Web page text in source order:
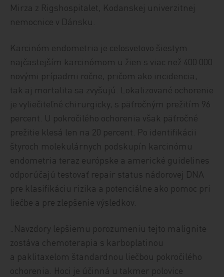
Mirza z Rigshospitalet, Kodanskej univerzitnej
nemocnice v Dánsku.
Karcinóm endometria je celosvetovo šiestym
najčastejším karcinómom u žien s viac než 400 000
novými prípadmi ročne, pričom ako incidencia,
tak aj mortalita sa zvyšujú. Lokalizované ochorenie
je vyliečiteľné chirurgicky, s päťročným prežitím 96
percent. U pokročilého ochorenia však päťročné
prežitie klesá len na 20 percent. Po identifikácii
štyroch molekulárnych podskupín karcinómu
endometria teraz európske a americké guidelines
odporúčajú testovať repair status nádorovej DNA
pre klasifikáciu rizika a potenciálne ako pomoc pri
liečbe a pre zlepšenie výsledkov.
„Navzdory lepšiemu porozumeniu tejto malignite
zostáva chemoterapia s karboplatinou
a paklitaxelom štandardnou liečbou pokročilého
ochorenia. Hoci je účinná u takmer polovice